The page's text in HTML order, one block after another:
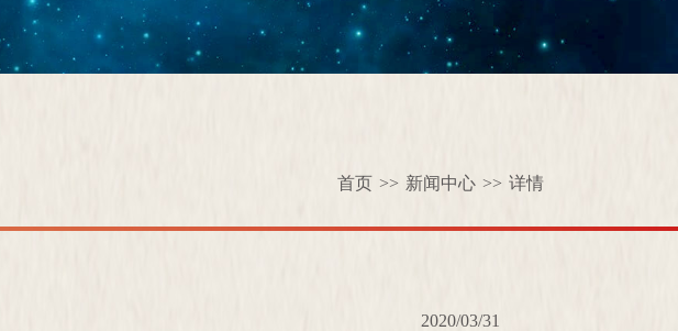
首页 >> 新闻中心 >> 详情
2020/03/31